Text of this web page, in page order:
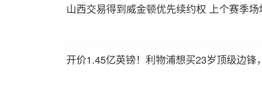
山西交易得到威金顿优先续约权 上个赛季
开价1.45亿英镑！利物浦想买23岁顶级边锋